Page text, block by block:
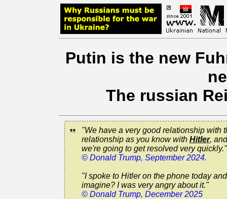
Putin is the new
The russian
"We have a very good relationship with
relationship as you know with Hitler,
we're going to get resolved very quickly."
© Donald Trump, September 2024.
"I spoke to Hitler on the phone today
imagine? I was very angry about it."
© Donald Trump, December 2025